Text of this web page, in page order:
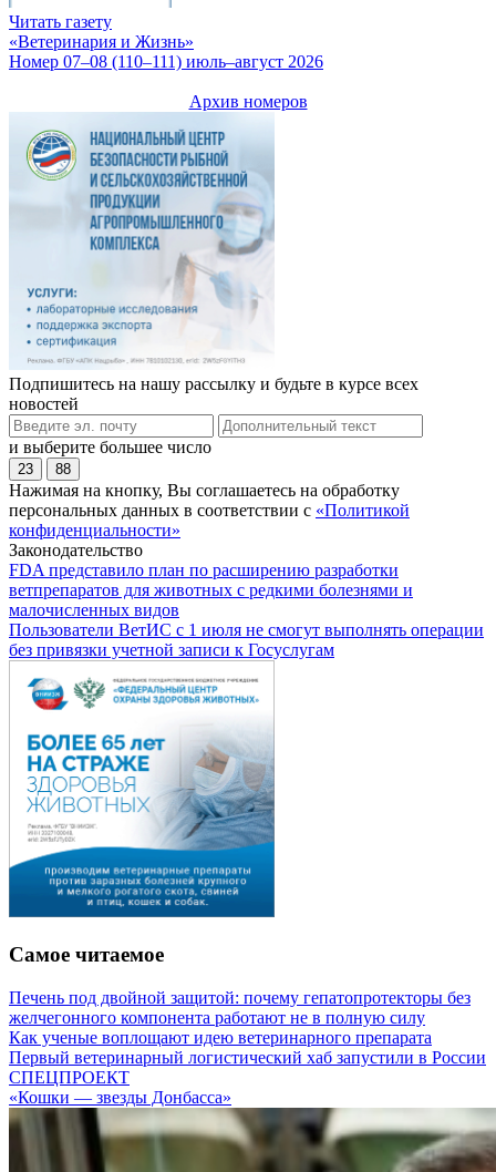
Читать газету
«Ветеринария и Жизнь»
Номер 07–08 (110–111) июль–август 2026
Архив номеров
Подпишитесь на нашу рассылку и будьте в курсе всех
новостей
и выберите большее число
23 88
Нажимая на кнопку, Вы соглашаетесь на обработку
персональных данных в соответствии с «Политикой
конфиденциальности»
Законодательство
FDA представило план по расширению разработки
ветпрепаратов для животных с редкими болезнями и
малочисленных видов
Пользователи ВетИС с 1 июля не смогут выполнять операции
без привязки учетной записи к Госуслугам
Самое читаемое
Печень под двойной защитой: почему гепатопротекторы без
желчегонного компонента работают не в полную силу
Как ученые воплощают идею ветеринарного препарата
Первый ветеринарный логистический хаб запустили в России
СПЕЦПРОЕКТ
«Кошки — звезды Донбасса»